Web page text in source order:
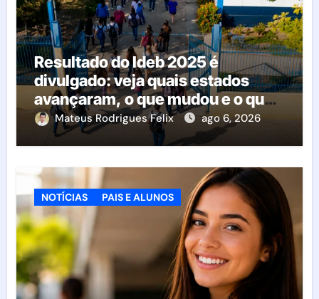
Resultado do Ideb 2025 é
divulgado: veja quais estados
avançaram, o que mudou e o que
esperar da educação brasileira
Mateus Rodrigues Felix ago 6, 2026
NOTÍCIAS PAIS E ALUNOS